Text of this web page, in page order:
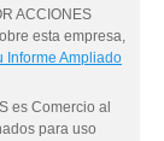
ACCIONES
esta empresa,
Informe Ampliado
es Comercio al
para uso